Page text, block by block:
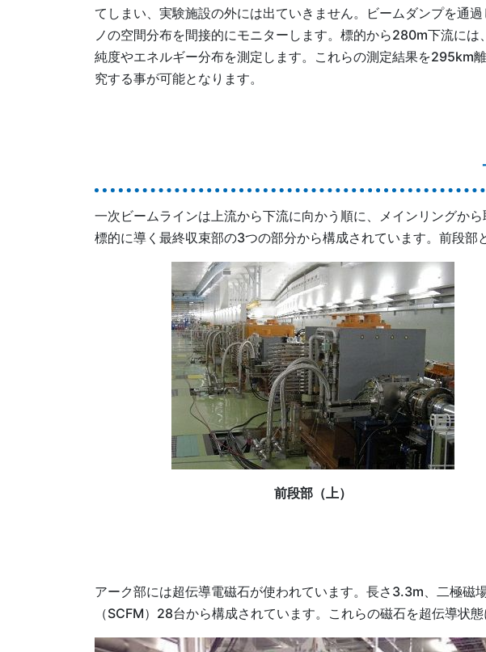
てしまい、実験施設の外には出ていきません。ビームダンプを通
ノの空間分布を間接的にモニターします。標的から280m下流に
純度やエネルギー分布を測定します。これらの測定結果を295km
究する事が可能となります。
一次ビームラインは上流から下流に向かう順に、メインリングか
標的に導く最終収束部の3つの部分から構成されています。前段部
前段部（上）
アーク部には超伝導電磁石が使われています。長さ3.3m、二極
（SCFM）28台から構成されています。これらの磁石を超伝導状